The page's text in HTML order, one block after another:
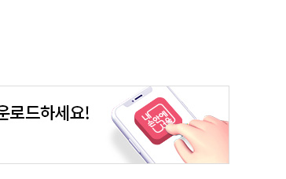
대기환경정보 에코마일리지